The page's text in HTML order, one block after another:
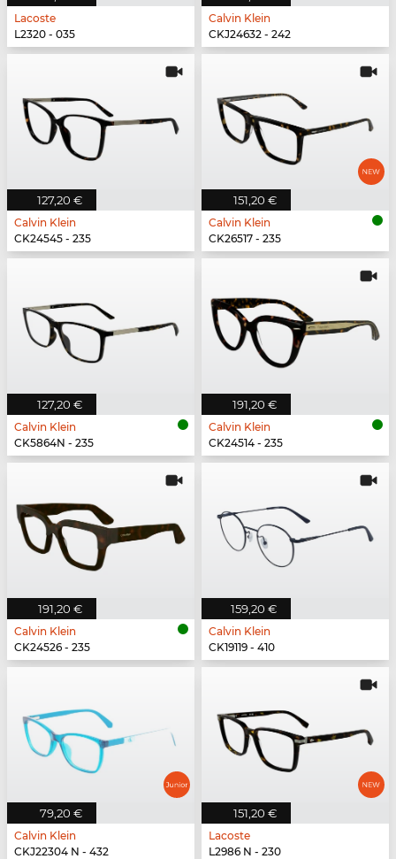
Lacoste
L2320 - 035
Calvin Klein
CKJ24632 - 242
127,20 €
Calvin Klein
CK24545 - 235
151,20 €
Calvin Klein
CK26517 - 235
127,20 €
Calvin Klein
CK5864N - 235
191,20 €
Calvin Klein
CK24514 - 235
191,20 €
Calvin Klein
CK24526 - 235
159,20 €
Calvin Klein
CK19119 - 410
79,20 €
Calvin Klein
CKJ22304 N - 432
151,20 €
Lacoste
L2986 N - 230